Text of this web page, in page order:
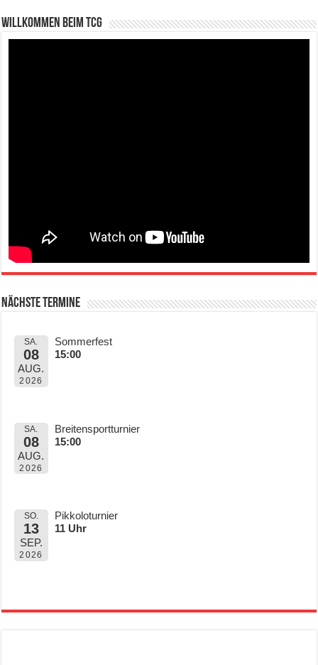
Willkommen beim TCG
Nächste Termine
SA.
08
AUG.
2026
Sommerfest
15:00
SA.
08
AUG.
2026
Breitensportturnier
15:00
SO.
13
SEP.
2026
Pikkoloturnier
11 Uhr